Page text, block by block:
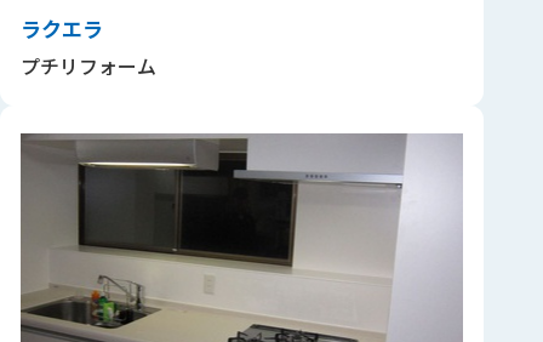
ラクエラ
プチリフォーム